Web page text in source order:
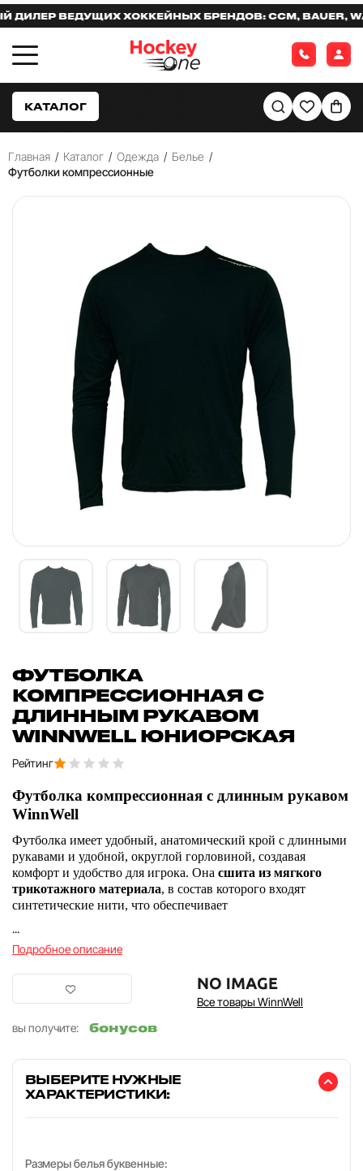
ВЕДУЩИХ ХОККЕЙНЫХ БРЕНДОВ: CCM, BAUER,
КАТАЛОГ
Главная / Каталог / Одежда / Белье /
Футболки компрессионные
ФУТБОЛКА
КОМПРЕССИОННАЯ С
ДЛИННЫМ РУКАВОМ
WINNWELL ЮНИОРСКАЯ
Рейтинг
Футболка компрессионная с длинным рукавом
WinnWell
Футболка имеет удобный, анатомический крой с длинными
рукавами и удобной, округлой горловиной, создавая
комфорт и удобство для игрока. Она сшита из мягкого
трикотажного материала, в состав которого входят
синтетические нити, что обеспечивает
...
Подробное описание
Все товары WinnWell
вы получите:
бонусов
ВЫБЕРИТЕ НУЖНЫЕ
ХАРАКТЕРИСТИКИ:
Размеры белья буквенные: